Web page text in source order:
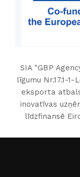
SIA "GBP
līgumu Nr.17.1-
eksporta
inovatīvas
līdzfinansē